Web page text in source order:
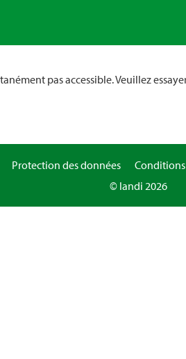
pas accessible. Veuillez
Protection des données
© landi 2026